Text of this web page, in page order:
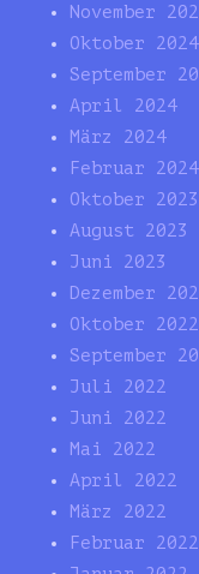
November
Oktober 2024
September
April 2024
März 2024
Februar 2024
Oktober 2023
August 2023
Juni 2023
Dezember
Oktober 2022
September
Juli 2022
Juni 2022
Mai 2022
April 2022
März 2022
Februar 2022